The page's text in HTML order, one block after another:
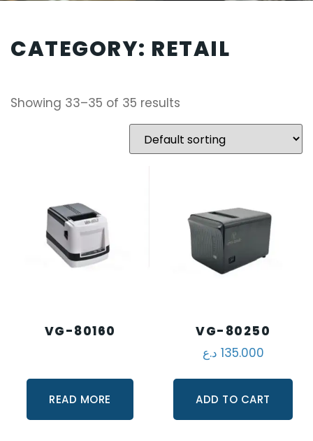
CATEGORY: RETAIL
Showing 33–35 of 35 results
VG-80160
READ MORE
VG-80250
135.000 د.ع
ADD TO CART